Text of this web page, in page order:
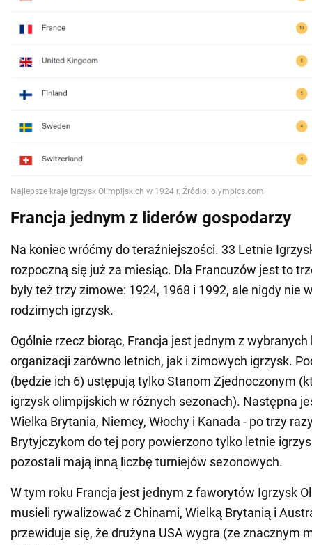
Francja jednym z liderów gospodarzy
Na koniec wróćmy do teraźniejszości. 33 Letnie
rozpoczną się już za miesiąc. Dla Francuzów jest to
były też trzy zimowe: 1924, 1968 i 1992, ale nigdy nie
rodzimych igrzysk.
Ogólnie rzecz biorąc, Francja jest jednym z wybranych
organizacji zarówno letnich, jak i zimowych igrzysk.
(będzie ich 6) ustępują tylko Stanom Zjednoczonym
igrzysk olimpijskich w różnych sezonach). Następna
Wielka Brytania, Niemcy, Włochy i Kanada - po trzy
Brytyjczykom do tej pory powierzono tylko letnie
pozostali mają inną liczbę turniejów sezonowych.
W tym roku Francja jest jednym z faworytów Igrzysk
musieli rywalizować z Chinami, Wielką Brytanią i
przewiduje się, że drużyna USA wygra (ze znacznym